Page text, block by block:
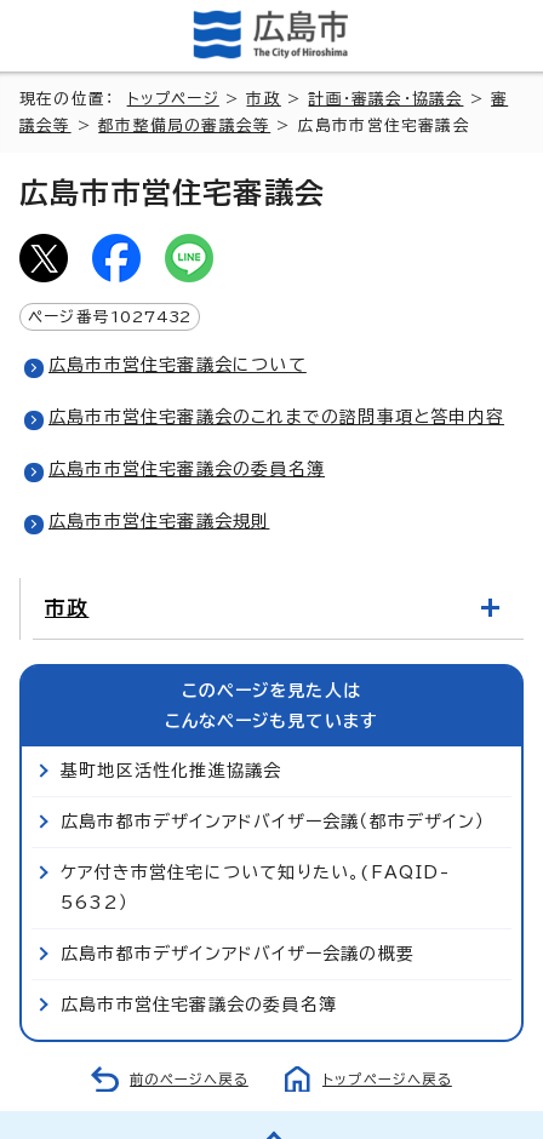
現在の位置： トップページ >市政 >計画・審議会・協議会 >審
議会等
>都市整備局の審議会等 > 広島市市営住宅審議会
広島市市営住宅審議会
ページ番号 1027432
広島市市営住宅審議会について
広島市市営住宅審議会のこれまでの諮問事項と答申内容
広島市市営住宅審議会の委員名簿
広島市市営住宅審議会規則
市政
このページを見た人は
こんなページも見ています
基町地区活性化推進協議会
広島市都市デザインアドバイザー会議（都市デザイン）
ケア付き市営住宅について知りたい。(FAQID-
5632）
広島市都市デザインアドバイザー会議の概要
広島市市営住宅審議会の委員名簿
前のページへ戻る トップページへ戻る